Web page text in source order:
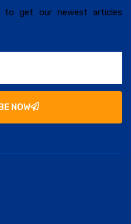
to get our newest articles
NOW